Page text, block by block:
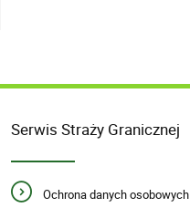
Serwis Straży Granicznej
Ochrona danych osobowych